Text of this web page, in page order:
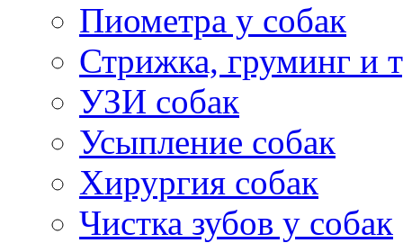
Пиометра у собак
Стрижка, груминг и
УЗИ собак
Усыпление собак
Хирургия собак
Чистка зубов у собак